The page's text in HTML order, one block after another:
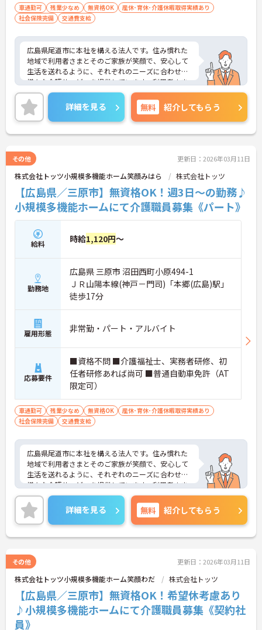
車通勤可 残業少なめ 無資格OK
産休･育休･介護休暇取得実績あり
社会保険完備
交通費支給
広島県尾道市に本社を構える法人です。住み慣れた
地域で利用者さまとそのご家族が笑顔で、安心して
生活を送れるように、それぞれのニーズに合わせた
様々な介護サービスを提供しています。利用者さま
一人ひとりの生活ペースや価値観を大切にしなが
ら、丁寧なサポートを心がけています。
詳細を見る 無料 紹介してもらう
その他 更新日：2026年03月11日
株式会社トッツ小規模多機能ホーム笑顔みはら 株式会社トッツ
【広島県／三原市】無資格OK！週3日～の勤務♪
小規模多機能ホームにて介護職員募集《パート》
給料 時給1,120円～
勤務地
広島県 三原市 沼田西町小原494-1
ＪＲ山陽本線(神戸－門司)「本郷(広島)駅」
徒歩17分
雇用形態 非常勤・パート・アルバイト
応募要件
■資格不問 ■介護福祉士、実務者研修、初
任者研修あれば尚可 ■普通自動車免許（AT
限定可）
車通勤可 残業少なめ 無資格OK
産休･育休･介護休暇取得実績あり
社会保険完備
交通費支給
広島県尾道市に本社を構える法人です。住み慣れた
地域で利用者さまとそのご家族が笑顔で、安心して
生活を送れるように、それぞれのニーズに合わせた
様々な介護サービスを提供しています。利用者さま
一人ひとりの生活ペースや価値観を大切にしなが
ら、丁寧なサポートを心がけています。
詳細を見る 無料 紹介してもらう
その他 更新日：2026年03月11日
株式会社トッツ小規模多機能ホーム笑顔わだ 株式会社トッツ
【広島県／三原市】無資格OK！希望休考慮あり
♪小規模多機能ホームにて介護職員募集《契約社
員》